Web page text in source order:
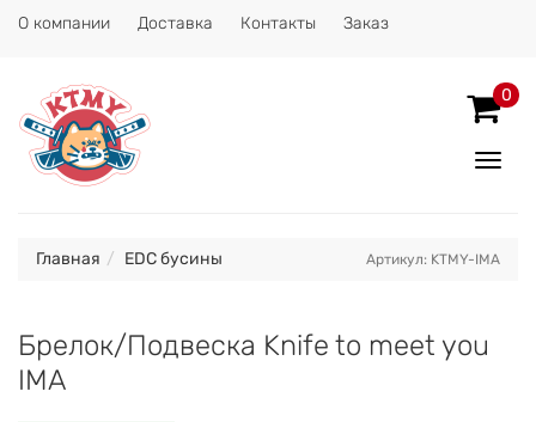
О компании Доставка Контакты Заказ
0
Главная EDC бусины Артикул: KTMY-IMA
Брелок/Подвеска Knife to meet you
IMA